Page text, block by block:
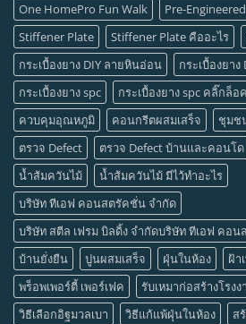
One HomePro Fun Walk
Pre-
Stiffener Plate
Stiffener Plate คืออะไร
กระเบื้องยาง DIY ลายหินอ่อน
กระเบื้องยาง
กระเบื้องยาง spc
กระเบื้องยาง spc คลิ๊กล็อค
ควบคุมอุณหภูมิ
คอนกรีตผสมเสร็จ ชุมช
ตรวจ Defect
ตรวจ Defect บ้านและคอนโด
น้ำส้มควันไม้
น้ำส้มควันไม้ มีไว้ทำอะไร
บริษัท ทีเอฟ คอนสตรัคชั่น จำกัด
บริษัท สตีล เฟรม บิลดิ้ง จำกัดบริษัท ทีเอฟ คอ
บ้านยั่งยืน
ปูนผสมเสร็จ ฝุ่นในห้อง
ฝ้า
พร็อพเพอร์ตี้ เพอร์เฟค
รับเหมาก่อสร้างโรงง
วิธีเลือกอิฐมวลเบา
วิธีแก้แพ้ฝุ่นในห้อง
ส